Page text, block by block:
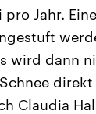
pro Jahr.
wird dann
Claudia